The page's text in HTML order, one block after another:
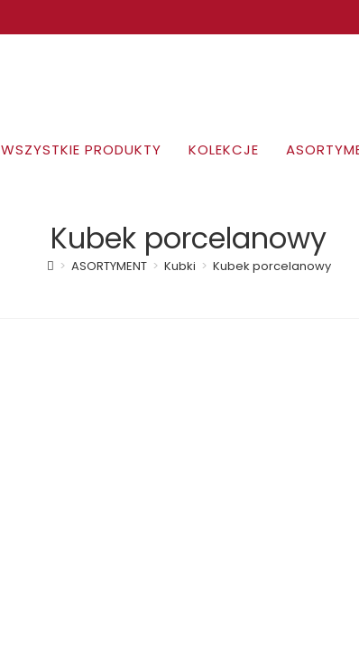
WSZYSTKIE PRODUKTY KOLEKCJE
Kubek porcelanowy
> ASORTYMENT > Kubki > Kubek porcelanowy